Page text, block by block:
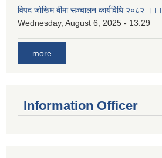
विपद जोखिम बीमा सञ्चालन कार्यविधि २०८२ ।।।
Wednesday, August 6, 2025 - 13:29
more
Information Officer